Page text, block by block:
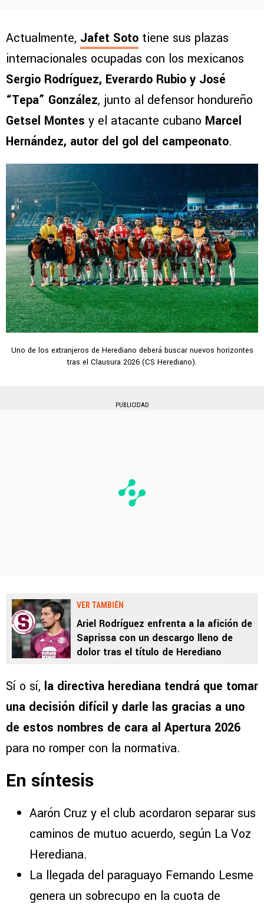
Actualmente, Jafet Soto tiene sus plazas
internacionales ocupadas con los mexicanos
Sergio Rodríguez, Everardo Rubio y José
“Tepa” González, junto al defensor hondureño
Getsel Montes y el atacante cubano Marcel
Hernández, autor del gol del campeonato.
Uno de los extranjeros de Herediano deberá buscar nuevos horizontes
tras el Clausura 2026 (CS Herediano).
PUBLICIDAD
VER TAMBIÉN
Ariel Rodríguez enfrenta a la afición de
Saprissa con un descargo lleno de
dolor tras el título de Herediano
Sí o sí, la directiva herediana tendrá que tomar
una decisión difícil y darle las gracias a uno
de estos nombres de cara al Apertura 2026
para no romper con la normativa.
En síntesis
Aarón Cruz y el club acordaron separar sus
caminos de mutuo acuerdo, según La Voz
Herediana.
La llegada del paraguayo Fernando Lesme
genera un sobrecupo en la cuota de